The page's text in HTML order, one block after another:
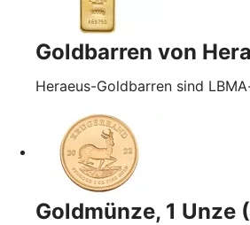
Goldbarren von
Heraeus-Goldbarren sind
Goldmünze, 1 Unze